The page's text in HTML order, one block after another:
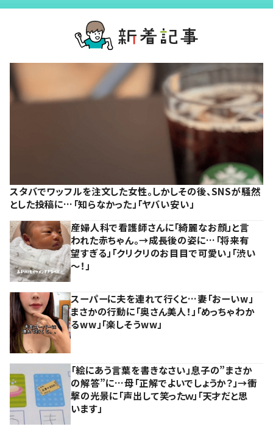
スタバでワッフルを注文した女性。しかしその後、SNSが騒然
とした投稿に…「知らなかった」「ヤバい安い」
産婦人科で看護師さんに「綺麗なお顔」と言
われた赤ちゃん。→成長後の姿に…「将来有
望すぎる」「クリクリのお目目で可愛い」「渋い
～！」
スーパーに夫を連れて行くと…妻「おーいw」
まさかの行動に「奥さん美人！」「めっちゃわか
るww」「楽しそうww」
「絵にあう言葉を書きなさい」息子の”まさか
の解答”に…母「正解でよいでしょうか？」→衝
撃の光景に「声出して笑ったｗ」「天才だと思
います」